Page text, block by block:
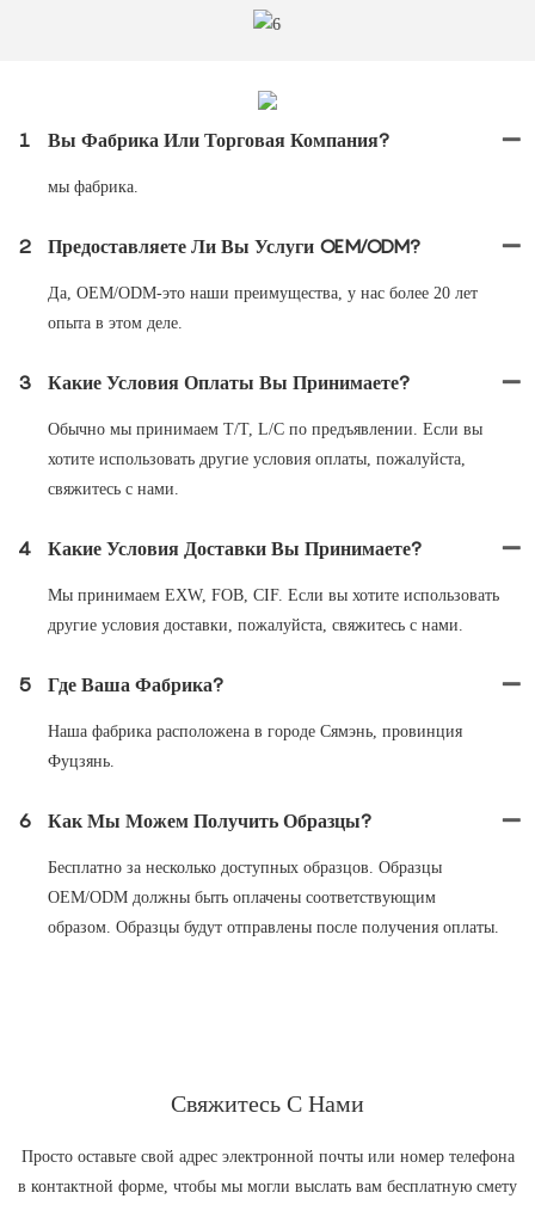
1 Вы Фабрика Или Торговая Компания?
мы фабрика.
2 Предоставляете Ли Вы Услуги OEM/ODM?
Да, OEM/ODM-это наши преимущества, у нас более 20 лет
опыта в этом деле.
3 Какие Условия Оплаты Вы Принимаете?
Обычно мы принимаем T/T, L/C по предъявлении. Если вы
хотите использовать другие условия оплаты, пожалуйста,
свяжитесь с нами.
4 Какие Условия Доставки Вы Принимаете?
Мы принимаем EXW, FOB, CIF. Если вы хотите использовать
другие условия доставки, пожалуйста, свяжитесь с нами.
5 Где Ваша Фабрика?
Наша фабрика расположена в городе Сямэнь, провинция
Фуцзянь.
6 Как Мы Можем Получить Образцы?
Бесплатно за несколько доступных образцов. Образцы
OEM/ODM должны быть оплачены соответствующим
образом. Образцы будут отправлены после получения оплаты.
Свяжитесь С Нами
Просто оставьте свой адрес электронной почты или номер телефона
в контактной форме, чтобы мы могли выслать вам бесплатную смету